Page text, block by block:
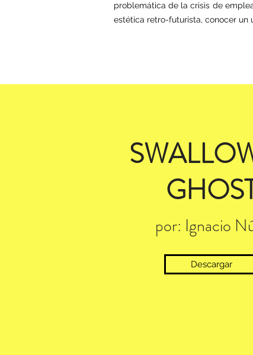
problemática de la crisis de
estética retro-futurista, conocer un
por: Ignacio
Descargar